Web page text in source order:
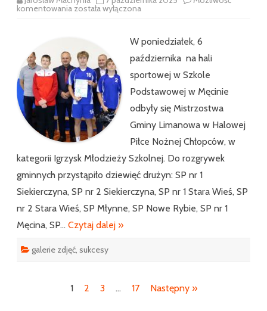
komentowania Mistrzostwa
Piłce
Nożnej
Chłopców
została wyłączona
W poniedziałek, 6
października na hali
sportowej w Szkole
Podstawowej w Męcinie
odbyły się Mistrzostwa
Gminy Limanowa w Halowej
Piłce Nożnej Chłopców, w
kategorii Igrzysk Młodzieży Szkolnej. Do rozgrywek
gminnych przystąpiło dziewięć drużyn: SP nr 1
Siekierczyna, SP nr 2 Siekierczyna, SP nr 1 Stara Wieś, SP
nr 2 Stara Wieś, SP Młynne, SP Nowe Rybie, SP nr 1
Męcina, SP… Czytaj dalej »
galerie zdjęć sukcesy
1 2 3 … 17 Następny »